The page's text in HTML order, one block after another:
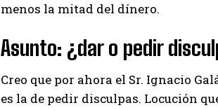
menos la mitad del dínero.
Asunto: ¿dar o pedir
Creo que por ahora el Sr. Ignacio
es la de pedir disculpas. Locución